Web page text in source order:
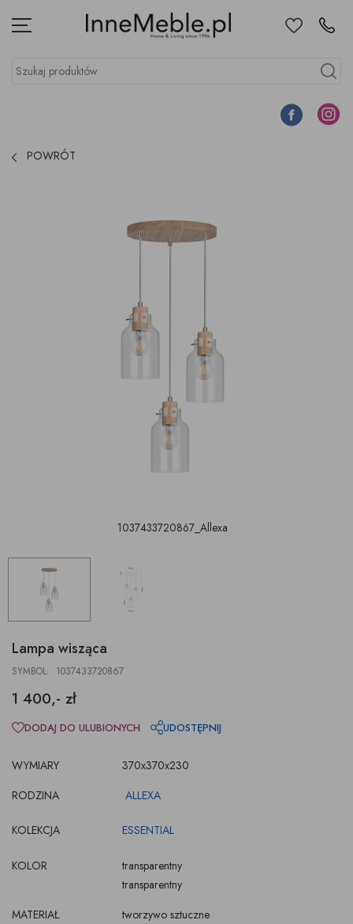
Menu UlubioneKontakt
Szukaj produktów
Szukaj
Facebook
POWRÓT
1037433720867_Allexa
Lampa wisząca
SYMBOL: 1037433720867
1 400,- zł
WYMIARY
370x370x230
RODZINA
ALLEXA
KOLEKCJA ESSENTIAL
KOLOR
transparentny
transparentny
MATERIAŁ
tworzywo sztuczne
DODAJ DO ULUBIONYCH UDOSTĘPNIJ